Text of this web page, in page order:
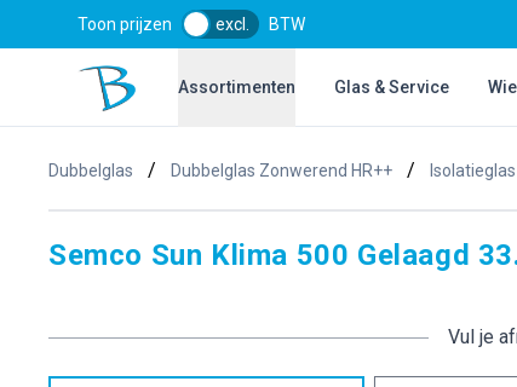
Toon prijzen excl. BTW
Bol Glascentrum B.V.Assortimenten Glas & Service
Dubbelglas / Dubbelglas Zonwerend HR++ /
Semco Sun Klima 500 Gelaagd
Vul je